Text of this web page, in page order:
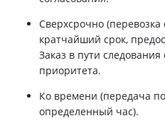
Сверхсрочно (перевозка
кратчайший срок,
Заказ в пути
приоритета.
Ко времени (передача
определенный час).